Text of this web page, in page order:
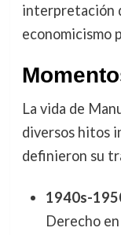
interpretación
economicismo
La vida de
diversos hitos
definieron su
1940s-
Derecho